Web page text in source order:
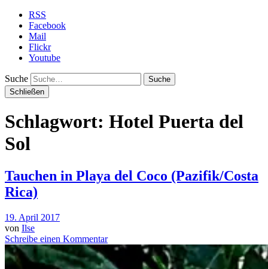
RSS
Facebook
Mail
Flickr
Youtube
Suche
Schließen
Schlagwort: Hotel Puerta del
Sol
Tauchen in Playa del Coco (Pazifik/Costa
Rica)
19. April 2017
von Ilse
Schreibe einen Kommentar